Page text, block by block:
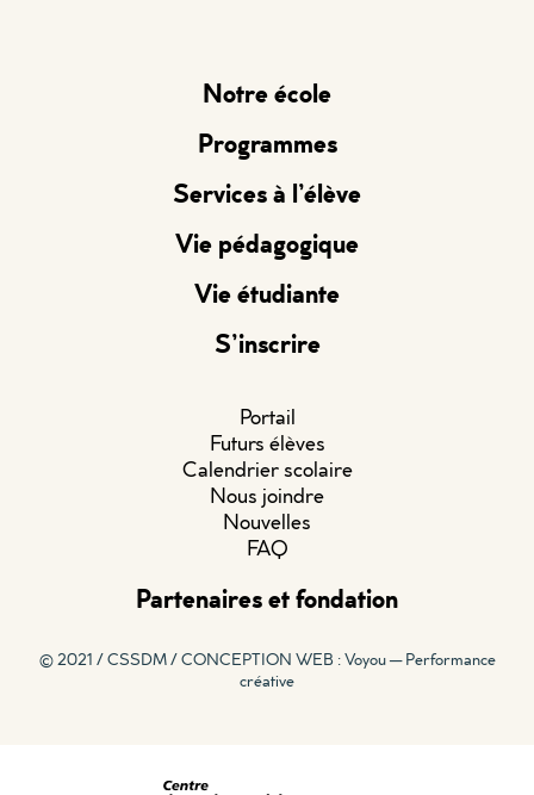
Notre école
Programmes
Services à l’élève
Vie pédagogique
Vie étudiante
S’inscrire
Portail
Futurs élèves
Calendrier scolaire
Nous joindre
Nouvelles
FAQ
Partenaires et fondation
© 2021 / CSSDM /CONCEPTION WEB : Voyou — Performance
créative